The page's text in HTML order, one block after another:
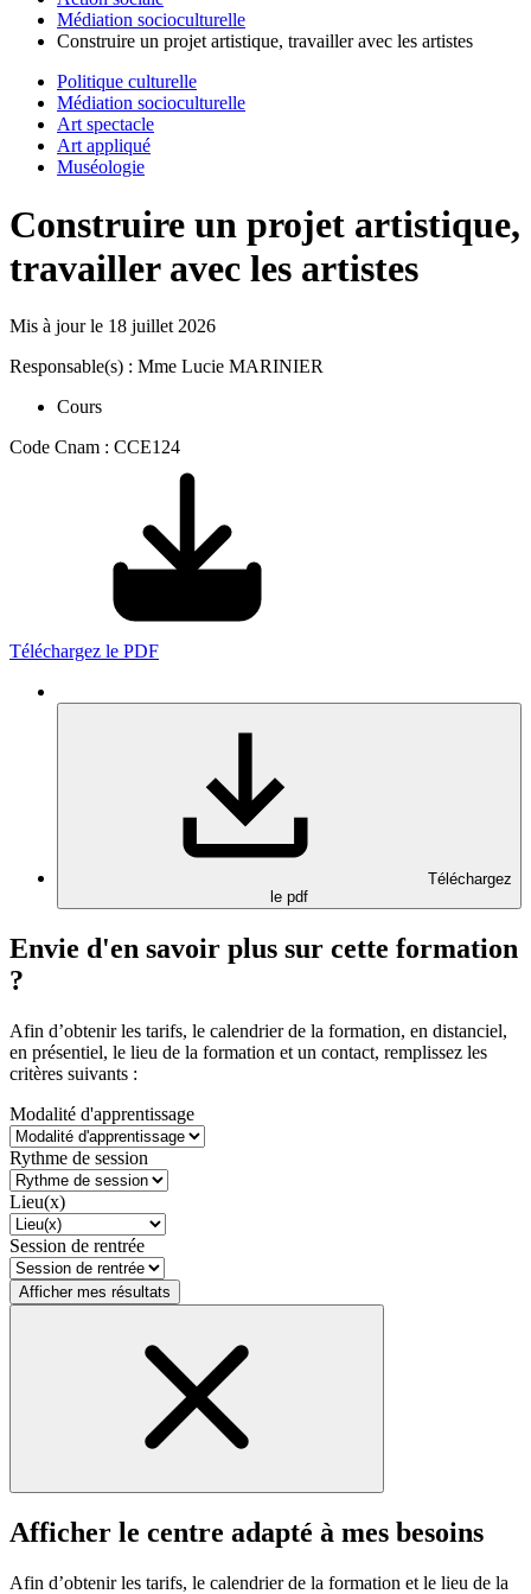
Médiation socioculturelle
Construire un projet artistique, travailler avec les artistes
Politique culturelle
Médiation socioculturelle
Art spectacle
Art appliqué
Muséologie
Construire un projet artistique,
travailler avec les artistes
Mis à jour le 18 juillet 2026
Responsable(s) : Mme Lucie MARINIER
Cours
Code Cnam : CCE124
Téléchargez le PDF
Téléchargez
le pdf
Envie d'en savoir plus sur cette formation
?
Afin d’obtenir les tarifs, le calendrier de la formation, en distanciel,
en présentiel, le lieu de la formation et un contact, remplissez les
critères suivants :
Modalité d'apprentissage
Rythme de session
Lieu(x)
Session de rentrée
Afficher mes résultats
Afficher le centre adapté à mes besoins
Afin d’obtenir les tarifs, le calendrier de la formation et le lieu de la